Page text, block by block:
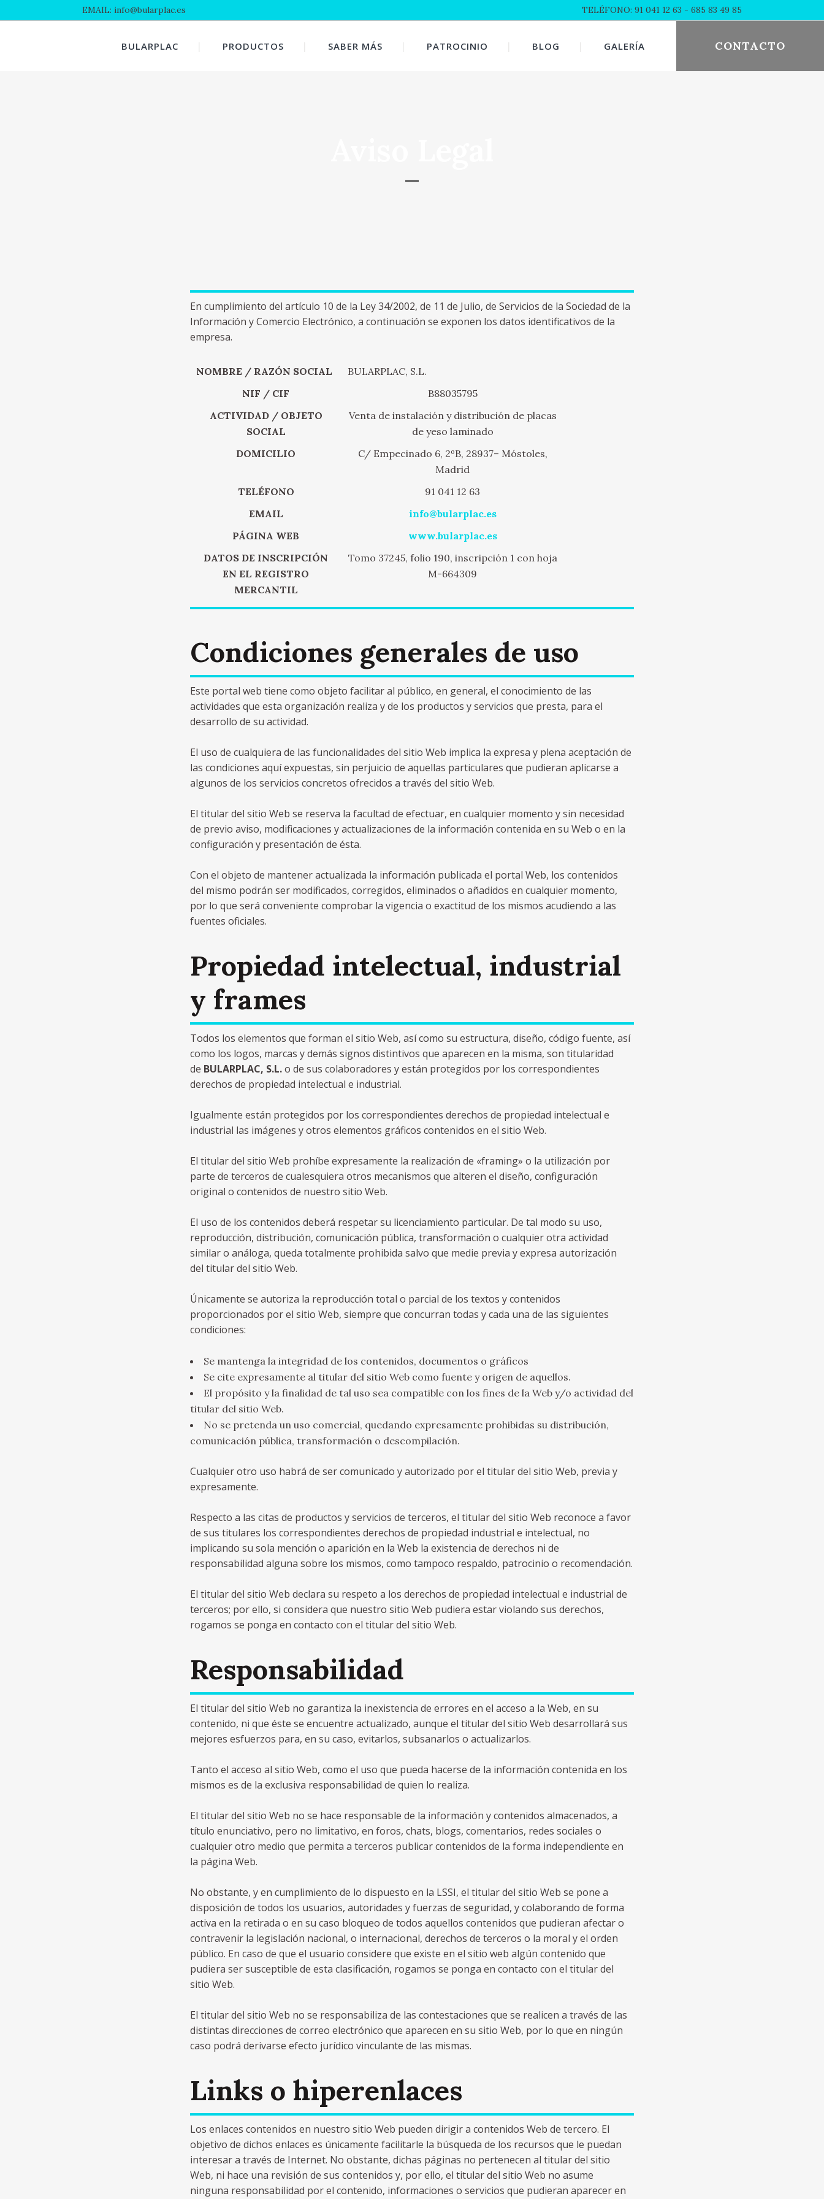
EMAIL: info@bularplac.es TELÉFONO: 91 041 12 63 - 685 83 49 85
CONTACTO
BULARPLAC PRODUCTOS SABER MÁS PATROCINIO BLOG GALERÍA
En cumplimiento del artículo 10 de la Ley 34/2002, de 11 de Julio, de Servicios de la Sociedad de la
Información y Comercio Electrónico, a continuación se exponen los datos identificativos de la
empresa.
NOMBRE / RAZÓN SOCIAL
BULARPLAC, S.L.
NIF / CIF
B88035795
ACTIVIDAD / OBJETO
SOCIAL
Venta de instalación y distribución de placas
de yeso laminado
DOMICILIO
C/ Empecinado 6, 2ºB, 28937– Móstoles,
Madrid
TELÉFONO
91 041 12 63
EMAIL
info@bularplac.es
PÁGINA WEB
www.bularplac.es
DATOS DE INSCRIPCIÓN
EN EL REGISTRO
MERCANTIL
Tomo 37245, folio 190, inscripción 1 con hoja
M-664309
Condiciones generales de uso
Este portal web tiene como objeto facilitar al público, en general, el conocimiento de las
actividades que esta organización realiza y de los productos y servicios que presta, para el
desarrollo de su actividad.
El uso de cualquiera de las funcionalidades del sitio Web implica la expresa y plena aceptación de
las condiciones aquí expuestas, sin perjuicio de aquellas particulares que pudieran aplicarse a
algunos de los servicios concretos ofrecidos a través del sitio Web.
El titular del sitio Web se reserva la facultad de efectuar, en cualquier momento y sin necesidad
de previo aviso, modificaciones y actualizaciones de la información contenida en su Web o en la
configuración y presentación de ésta.
Con el objeto de mantener actualizada la información publicada el portal Web, los contenidos
del mismo podrán ser modificados, corregidos, eliminados o añadidos en cualquier momento,
por lo que será conveniente comprobar la vigencia o exactitud de los mismos acudiendo a las
fuentes oficiales.
Propiedad intelectual, industrial
y frames
Todos los elementos que forman el sitio Web, así como su estructura, diseño, código fuente, así
como los logos, marcas y demás signos distintivos que aparecen en la misma, son titularidad
de BULARPLAC, S.L.o de sus colaboradores y están protegidos por los correspondientes
derechos de propiedad intelectual e industrial.
Igualmente están protegidos por los correspondientes derechos de propiedad intelectual e
industrial las imágenes y otros elementos gráficos contenidos en el sitio Web.
El titular del sitio Web prohíbe expresamente la realización de «framing» o la utilización por
parte de terceros de cualesquiera otros mecanismos que alteren el diseño, configuración
original o contenidos de nuestro sitio Web.
El uso de los contenidos deberá respetar su licenciamiento particular. De tal modo su uso,
reproducción, distribución, comunicación pública, transformación o cualquier otra actividad
similar o análoga, queda totalmente prohibida salvo que medie previa y expresa autorización
del titular del sitio Web.
Únicamente se autoriza la reproducción total o parcial de los textos y contenidos
proporcionados por el sitio Web, siempre que concurran todas y cada una de las siguientes
condiciones:
Se mantenga la integridad de los contenidos, documentos o gráficos
Se cite expresamente al titular del sitio Web como fuente y origen de aquellos.
El propósito y la finalidad de tal uso sea compatible con los fines de la Web y/o actividad del
titular del sitio Web.
No se pretenda un uso comercial, quedando expresamente prohibidas su distribución,
comunicación pública, transformación o descompilación.
Cualquier otro uso habrá de ser comunicado y autorizado por el titular del sitio Web, previa y
expresamente.
Respecto a las citas de productos y servicios de terceros, el titular del sitio Web reconoce a favor
de sus titulares los correspondientes derechos de propiedad industrial e intelectual, no
implicando su sola mención o aparición en la Web la existencia de derechos ni de
responsabilidad alguna sobre los mismos, como tampoco respaldo, patrocinio o recomendación.
El titular del sitio Web declara su respeto a los derechos de propiedad intelectual e industrial de
terceros; por ello, si considera que nuestro sitio Web pudiera estar violando sus derechos,
rogamos se ponga en contacto con el titular del sitio Web.
Responsabilidad
El titular del sitio Web no garantiza la inexistencia de errores en el acceso a la Web, en su
contenido, ni que éste se encuentre actualizado, aunque el titular del sitio Web desarrollará sus
mejores esfuerzos para, en su caso, evitarlos, subsanarlos o actualizarlos.
Tanto el acceso al sitio Web, como el uso que pueda hacerse de la información contenida en los
mismos es de la exclusiva responsabilidad de quien lo realiza.
El titular del sitio Web no se hace responsable de la información y contenidos almacenados, a
título enunciativo, pero no limitativo, en foros, chats, blogs, comentarios, redes sociales o
cualquier otro medio que permita a terceros publicar contenidos de la forma independiente en
la página Web.
No obstante, y en cumplimiento de lo dispuesto en la LSSI, el titular del sitio Web se pone a
disposición de todos los usuarios, autoridades y fuerzas de seguridad, y colaborando de forma
activa en la retirada o en su caso bloqueo de todos aquellos contenidos que pudieran afectar o
contravenir la legislación nacional, o internacional, derechos de terceros o la moral y el orden
público. En caso de que el usuario considere que existe en el sitio web algún contenido que
pudiera ser susceptible de esta clasificación, rogamos se ponga en contacto con el titular del
sitio Web.
El titular del sitio Web no se responsabiliza de las contestaciones que se realicen a través de las
distintas direcciones de correo electrónico que aparecen en su sitio Web, por lo que en ningún
caso podrá derivarse efecto jurídico vinculante de las mismas.
Links o hiperenlaces
Los enlaces contenidos en nuestro sitio Web pueden dirigir a contenidos Web de tercero. El
objetivo de dichos enlaces es únicamente facilitarle la búsqueda de los recursos que le puedan
interesar a través de Internet. No obstante, dichas páginas no pertenecen al titular del sitio
Web, ni hace una revisión de sus contenidos y, por ello, el titular del sitio Web no asume
ninguna responsabilidad por el contenido, informaciones o servicios que pudieran aparecer en